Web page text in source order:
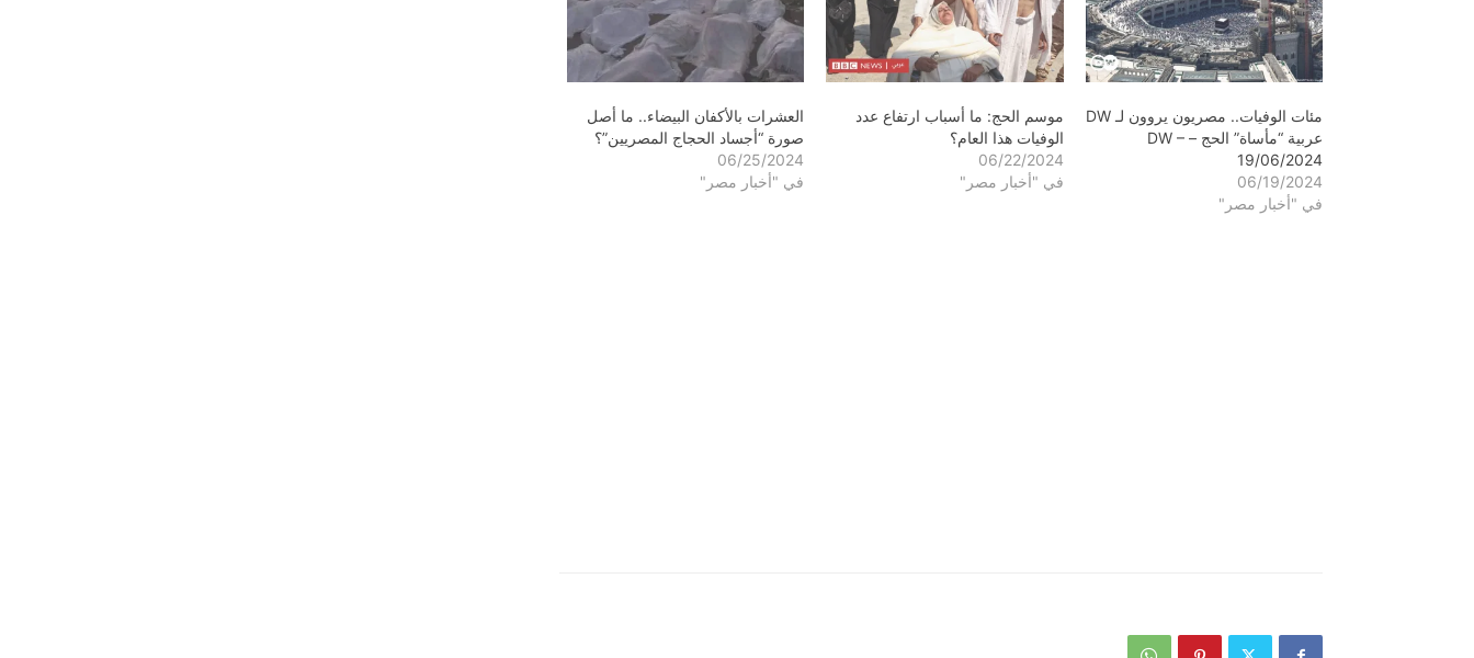
مئات الوفيات.. مصريون يروون لـ DW
عربية “مأساة” الحج – DW –
19/06/2024
06/19/2024
في "أخبار مصر"
موسم الحج: ما أسباب ارتفاع عدد
الوفيات هذا العام؟
06/22/2024
في "أخبار مصر"
العشرات بالأكفان البيضاء.. ما أصل
صورة “أجساد الحجاج المصريين”؟
06/25/2024
في "أخبار مصر"